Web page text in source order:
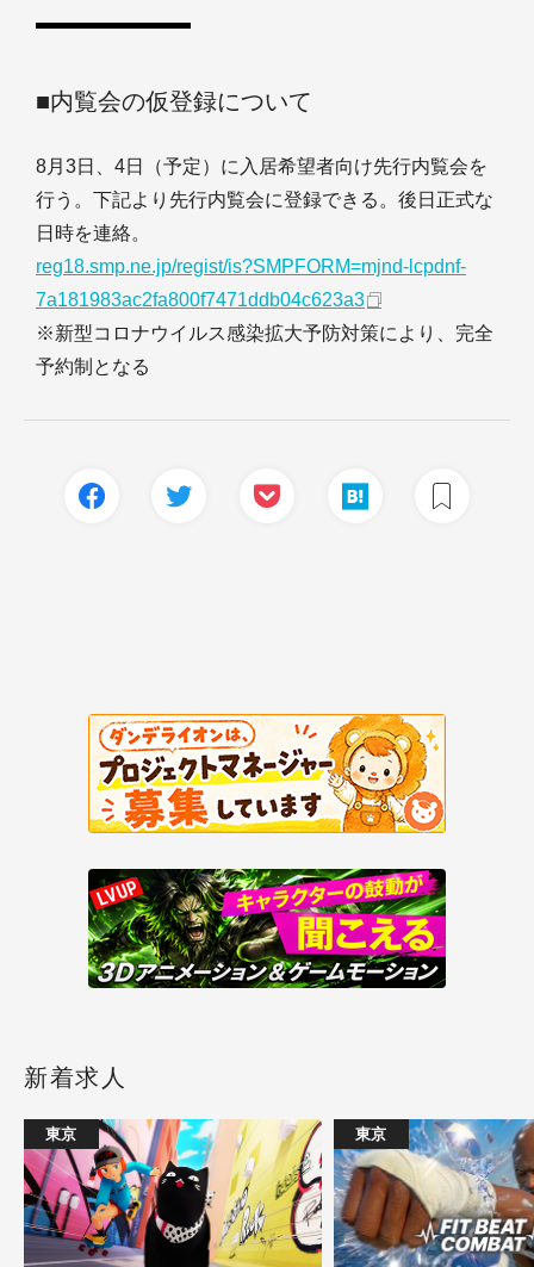
■内覧会の仮登録について
8月3日、4日（予定）に入居希望者向け先行内覧会を
行う。下記より先行内覧会に登録できる。後日正式な
日時を連絡。
reg18.smp.ne.jp/regist/is?SMPFORM=mjnd-lcpdnf-
7a181983ac2fa800f7471ddb04c623a3
※新型コロナウイルス感染拡大予防対策により、完全
予約制となる
新着求人
東京 東京